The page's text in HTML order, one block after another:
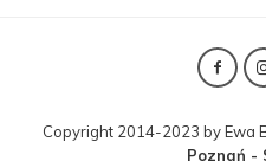
Copyright 2014-2023 by Ewa
Poznań -